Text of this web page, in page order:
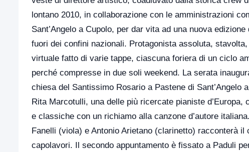
lontano 2010, in collaborazione con le amministrazioni
Sant’Angelo a Cupolo, per dar vita ad una nuova
fuori dei confini nazionali. Protagonista assoluta,
virtuale fatto di varie tappe, ciascuna foriera di un ciclo
perché compresse in due soli weekend. La serata
chiesa del Santissimo Rosario a Pastene di
Rita Marcotulli, una delle più ricercate pianiste
e classiche con un richiamo alla canzone d’autore
Fanelli (viola) e Antonio Arietano (clarinetto) racconterà
capolavori. Il secondo appuntamento è fissato a Paduli